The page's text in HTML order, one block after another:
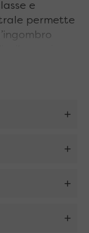
e
permette
fino 322 cm
con la